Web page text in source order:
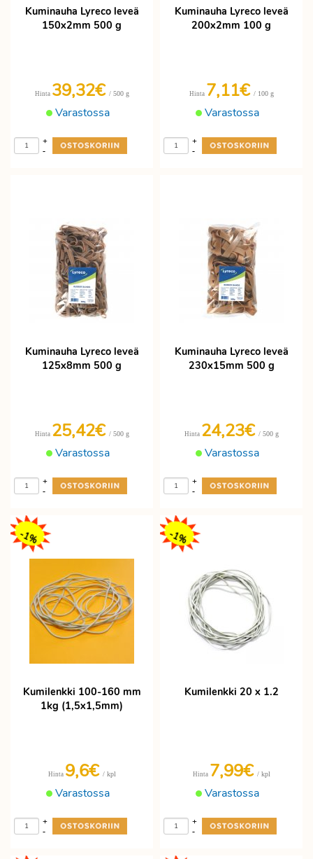
Kuminauha Lyreco leveä
150x2mm 500 g
Varastossa
Hinta 39,32€ / 500 g
-
+
Kuminauha Lyreco leveä
200x2mm 100 g
Varastossa
Hinta 7,11€ / 100 g
-
+
Kuminauha Lyreco leveä
125x8mm 500 g
Varastossa
Hinta 25,42€ / 500 g
-
+
Kuminauha Lyreco leveä
230x15mm 500 g
Varastossa
Hinta 24,23€ / 500 g
-
+
-1%
Kumilenkki 100-160 mm
1kg (1,5x1,5mm)
Varastossa
Hinta 9,6€ / kpl
-
+
-1%
Kumilenkki 20 x 1.2
Varastossa
Hinta 7,99€ / kpl
-
+